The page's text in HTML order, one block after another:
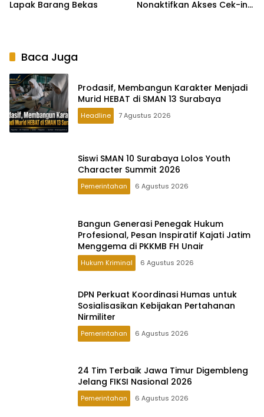
Lapak Barang Bekas
Nonaktifkan Akses Cek-in
Baca Juga
Prodasif, Membangun Karakter Menjadi
Murid HEBAT di SMAN 13 Surabaya
Headline 7 Agustus 2026
Siswi SMAN 10 Surabaya Lolos Youth
Character Summit 2026
Pemerintahan 6 Agustus 2026
Bangun Generasi Penegak Hukum
Profesional, Pesan Inspiratif Kajati Jatim
Menggema di PKKMB FH Unair
Hukum Kriminal 6 Agustus 2026
DPN Perkuat Koordinasi Humas untuk
Sosialisasikan Kebijakan Pertahanan
Nirmiliter
Pemerintahan 6 Agustus 2026
24 Tim Terbaik Jawa Timur Digembleng
Jelang FIKSI Nasional 2026
Pemerintahan 6 Agustus 2026